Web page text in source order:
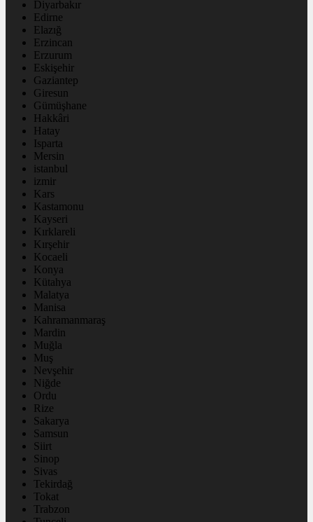
Diyarbakır
Edirne
Elazığ
Erzincan
Erzurum
Eskişehir
Gaziantep
Giresun
Gümüşhane
Hakkâri
Hatay
Isparta
Mersin
istanbul
izmir
Kars
Kastamonu
Kayseri
Kırklareli
Kırşehir
Kocaeli
Konya
Kütahya
Malatya
Manisa
Kahramanmaraş
Mardin
Muğla
Muş
Nevşehir
Niğde
Ordu
Rize
Sakarya
Samsun
Siirt
Sinop
Sivas
Tekirdağ
Tokat
Trabzon